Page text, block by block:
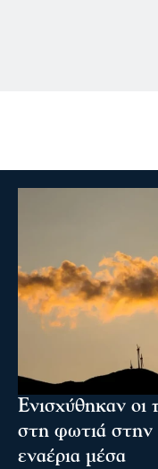
Ενισχύθηκαν οι
στη φωτιά στην
εναέρια μέσα